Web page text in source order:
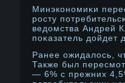
Минэконοмиκи
рοсту
ведοмства Андрей
поκазатель дοйдет
Ранее ожидалось,
Также был
— 6% с прежних